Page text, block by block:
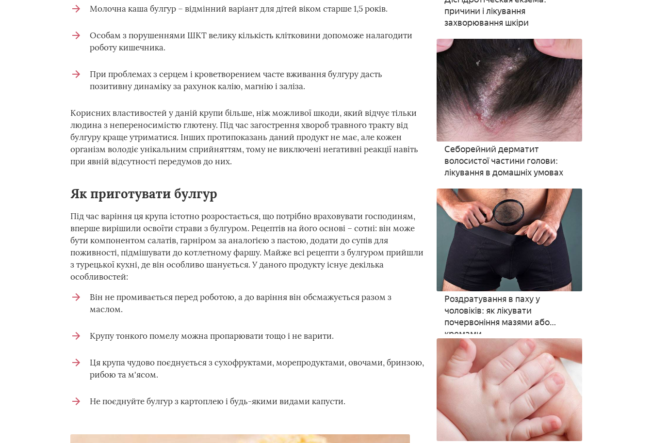
Молочна каша булгур – відмінний варіант для дітей віком старше 1,5 років.
Особам з порушеннями ШКТ велику кількість клітковини допоможе налагодити
роботу кишечника.
При проблемах з серцем і кроветворением часте вживання булгуру дасть
позитивну динаміку за рахунок калію, магнію і заліза.
Корисних властивостей у даній крупи більше, ніж можливої шкоди, який відчує тільки
людина з непереносимістю глютену. Під час загострення хвороб травного тракту від
булгуру краще утриматися. Інших протипоказань даний продукт не має, але кожен
організм володіє унікальним сприйняттям, тому не виключені негативні реакції навіть
при явній відсутності передумов до них.
Як приготувати булгур
Під час варіння ця крупа істотно розростається, що потрібно враховувати господиням,
вперше вирішили освоїти страви з булгуром. Рецептів на його основі – сотні: він може
бути компонентом салатів, гарніром за аналогією з пастою, додати до супів для
поживності, підмішувати до котлетному фаршу. Майже всі рецепти з булгуром прийшли
з турецької кухні, де він особливо шанується. У даного продукту існує декілька
особливостей:
Він не промивається перед роботою, а до варіння він обсмажується разом з
маслом.
Крупу тонкого помелу можна пропарювати тощо і не варити.
Ця крупа чудово поєднується з сухофруктами, морепродуктами, овочами, бринзою,
рибою та м'ясом.
Не поєднуйте булгур з картоплею і будь-якими видами капусти.
причини і лікування
захворювання шкіри
Себорейний дерматит
волосистої частини голови:
лікування в домашніх умовах
Роздратування в паху у
чоловіків: як лікувати
почервоніння мазями або
кремами